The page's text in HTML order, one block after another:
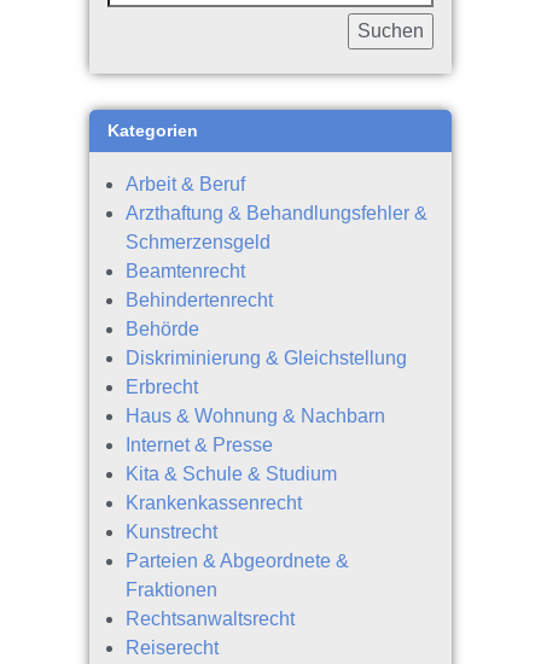
Kategorien
Arbeit & Beruf
Arzthaftung & Behandlungsfehler &
Schmerzensgeld
Beamtenrecht
Behindertenrecht
Behörde
Diskriminierung & Gleichstellung
Erbrecht
Haus & Wohnung & Nachbarn
Internet & Presse
Kita & Schule & Studium
Krankenkassenrecht
Kunstrecht
Parteien & Abgeordnete &
Fraktionen
Rechtsanwaltsrecht
Reiserecht